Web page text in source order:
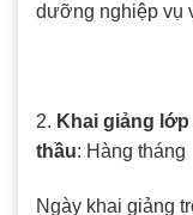
dưỡng nghiệp vụ
2. Khai giảng
thầu: Hàng tháng
Ngày khai giảng